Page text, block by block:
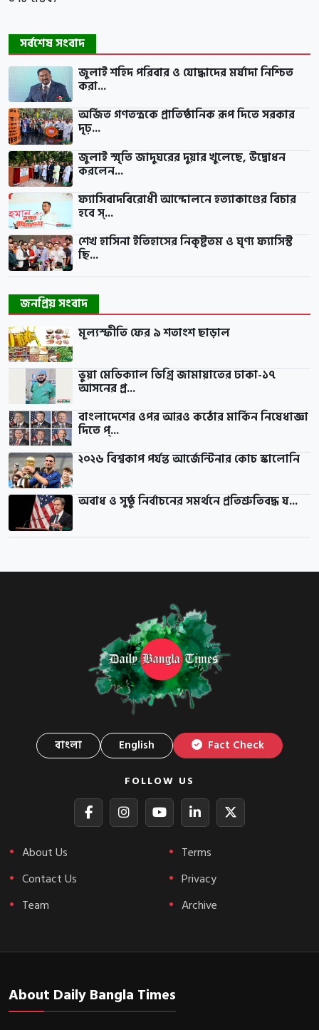
সর্বশেষ সংবাদ
জুলাই শহিদ পরিবার ও যোদ্ধাদের মর্যাদা নিশ্চিত
করা...
অর্জিত গণতন্ত্রকে প্রাতিষ্ঠানিক রূপ দিতে সরকার
দৃঢ়...
জুলাই স্মৃতি জাদুঘরের দুয়ার খুলেছে, উদ্বোধন
করলেন...
ফ্যাসিবাদবিরোধী আন্দোলনে হত্যাকাণ্ডের বিচার
হবে স্...
শেখ হাসিনা ইতিহাসের নিকৃষ্টতম ও ঘৃণ্য ফ্যাসিস্ট
ছি...
জনপ্রিয় সংবাদ
মূল্যস্ফীতি ফের ৯ শতাংশ ছাড়াল
ভুয়া মেডিক্যাল ডিগ্রি জামায়াতের ঢাকা-১৭
আসনের প্র...
বাংলাদেশের ওপর আরও কঠোর মার্কিন নিষেধাজ্ঞা
দিতে প্...
২০২৬ বিশ্বকাপ পর্যন্ত আর্জেন্টিনার কোচ স্কালোনি
অবাধ ও সুষ্ঠু নির্বাচনের সমর্থনে প্রতিশ্রুতিবদ্ধ য...
বাংলা English Fact Check
FOLLOW US
About Us
Contact Us
Team
Terms
Privacy
Archive
About Daily Bangla Times